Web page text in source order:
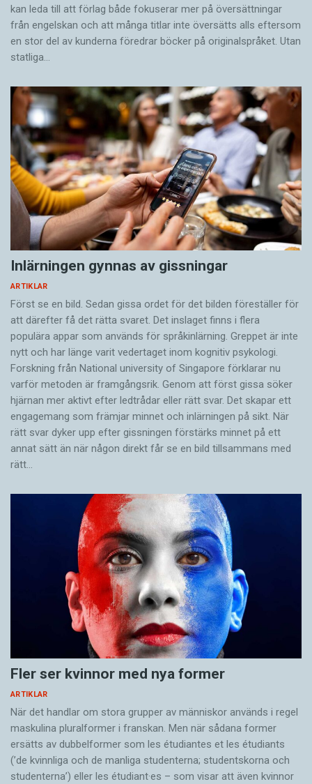
kan leda till att förlag både fokuserar mer på översättningar
från engelskan och att många titlar inte översätts alls eftersom
en stor del av kunderna föredrar böcker på originalspråket. Utan
statliga…
Inlärningen gynnas av gissningar
ARTIKLAR
Först se en bild. Sedan gissa ordet för det bilden föreställer för
att därefter få det rätta svaret. Det inslaget finns i flera
populära appar som används för språkinlärning. Greppet är inte
nytt och har länge varit vedertaget inom kognitiv psykologi.
Forskning från National university of Singa­pore förklarar nu
varför metoden är framgångsrik. Genom att först gissa ­söker
hjärnan mer aktivt ­efter ledtrådar eller rätt svar. Det skapar ett
engagemang som främjar minnet och inlärningen på sikt. När
rätt svar dyker upp efter gissningen förstärks minnet på ett
annat sätt än när någon direkt får se en bild tillsammans med
rätt…
Fler ser kvinnor med nya former
ARTIKLAR
När det handlar om stora grupper av människor används i regel
maskulina pluralformer i franskan. Men när sådana ­former
ersätts av dubbel­former som les étudiantes et les étudiants
(’de kvinnliga och de manliga studenterna; studentskorna och
studenterna’) eller les étudiant·es – som visar att även kvinnor